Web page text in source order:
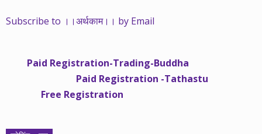
महंगाई की दर 10 प्रतिशत से ऊपर रहती है। वे भागकर जाते हैं सोने और
साढ़े चार सालों से अर्थकाम से जुड़े हैं, वे हमारी ईमानदारी और सत्यनिष्ठा से
भलीभांति वाकिफ हैं। शुरू में हम भी कच्चे थे तो बाज़ार के उस्तादों के जाल
में फंस गए। गलतियां कीं। लेकिन जैसे ही समझ में आया, खटाक से उनसे
Subscribe to ।।अर्थकाम।। by Email
Paid Registration-Trading-Buddha
Paid Registration -Tathastu
Free Registration